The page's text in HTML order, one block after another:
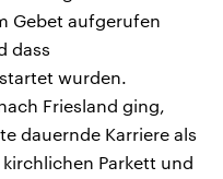
Gebet aufgerufen
dass
wurden.
Friesland ging,
dauernde Karriere als
Parkett und